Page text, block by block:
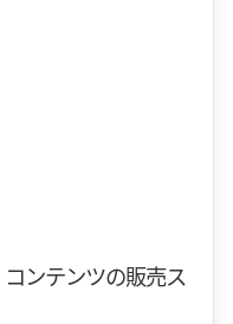
ンテンツの販売ス